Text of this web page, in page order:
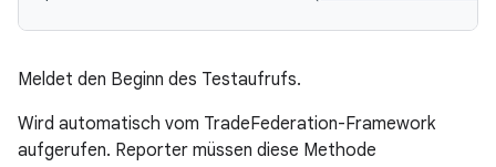
Meldet den Beginn des Testaufrufs.
Wird automatisch vom TradeFederation-Framework
aufgerufen. Reporter müssen diese Methode